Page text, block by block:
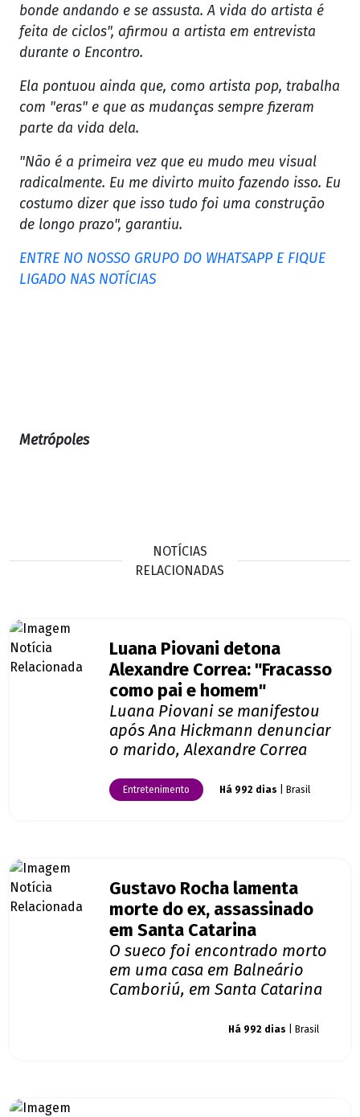
bonde andando e se assusta. A vida do artista é
feita de ciclos", afirmou a artista em entrevista
durante o Encontro.
Ela pontuou ainda que, como artista pop, trabalha
com "eras" e que as mudanças sempre fizeram
parte da vida dela.
"Não é a primeira vez que eu mudo meu visual
radicalmente. Eu me divirto muito fazendo isso. Eu
costumo dizer que isso tudo foi uma construção
de longo prazo", garantiu.
ENTRE NO NOSSO GRUPO DO WHATSAPP E FIQUE
LIGADO NAS NOTÍCIAS
Metrópoles
NOTÍCIAS
RELACIONADAS
Luana Piovani detona
Alexandre Correa: "Fracasso
como pai e homem"
Luana Piovani se manifestou
após Ana Hickmann denunciar
o marido, Alexandre Correa
Entretenimento Há 992 dias | Brasil
Gustavo Rocha lamenta
morte do ex, assassinado
em Santa Catarina
O sueco foi encontrado morto
em uma casa em Balneário
Camboriú, em Santa Catarina
Há 992 dias | Brasil